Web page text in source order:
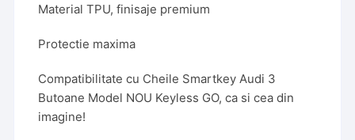
Material TPU, finisaje premium
Protectie maxima
Compatibilitate cu Cheile Smartkey Audi 3
Butoane Model NOU Keyless GO, ca si cea din
imagine!